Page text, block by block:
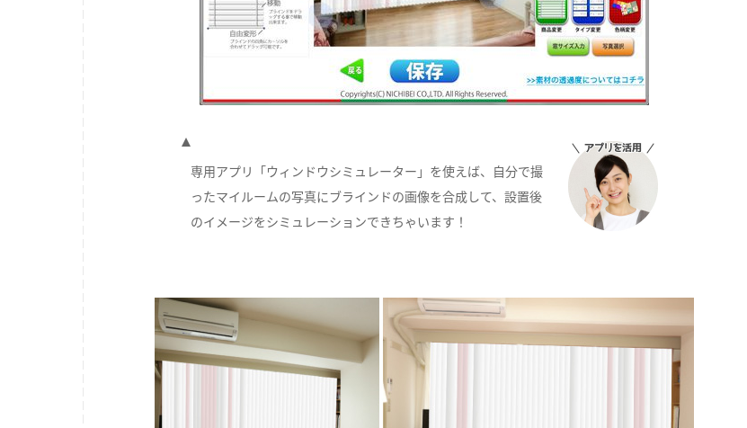
専用アプリ「ウィンドウシミュレーター」を使えば、自分で撮
ったマイルームの写真にブラインドの画像を合成して、設置後
のイメージをシミュレーションできちゃいます！